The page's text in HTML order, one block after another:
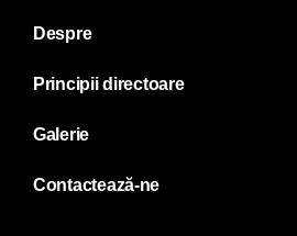
Despre
Principii directoare
Galerie
Contactează-ne